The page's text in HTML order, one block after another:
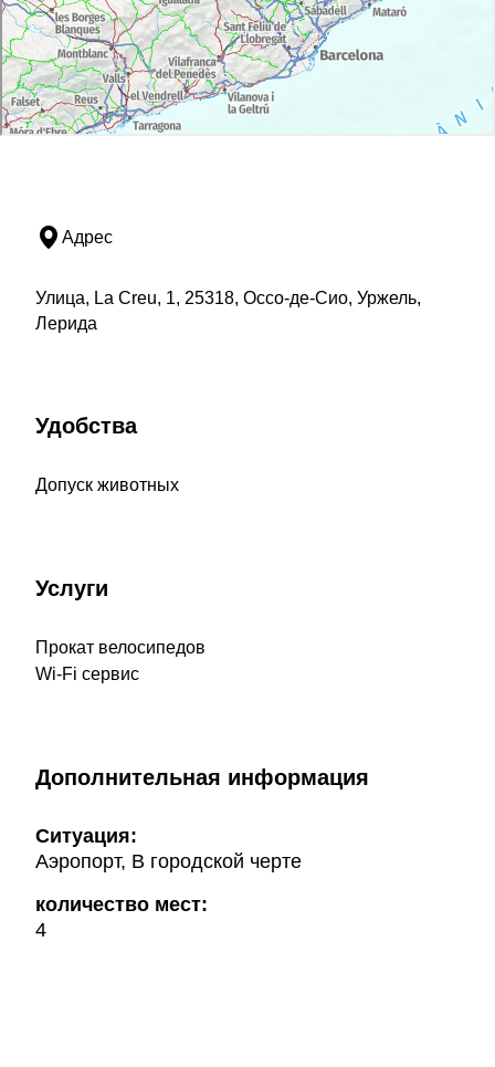
Адрес
Улица, La Creu, 1, 25318, Оссо-де-Сио, Уржель,
Лерида
Удобства
Допуск животных
Услуги
Прокат велосипедов
Wi-Fi сервис
Дополнительная информация
Ситуация:
Аэропорт, В городской черте
количество мест:
4